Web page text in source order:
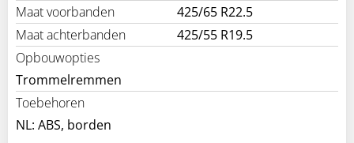
Maat voorbanden
425/65 R22.5
Maat achterbanden
425/55 R19.5
Opbouwopties
Trommelremmen
Toebehoren
NL: ABS, borden